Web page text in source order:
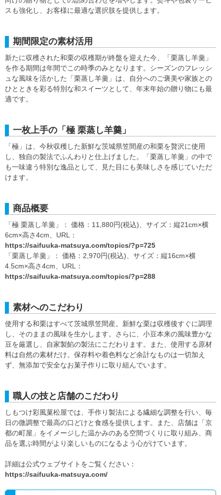
スも強化し、お客様に最適な選択肢を提供します。
期間限定の素材活用
新たに収穫された和栗の収穫期が終盤を迎えた今、「栗蒸し羊羹」
を作る期間は年間でこの時季のみとなります。シーズンのフレッシ
ュな風味を活かした「栗蒸し羊羹」は、自分へのご褒美や家族との
ひとときを彩る特別な和スイーツとして、年末年始の贈り物にも最
適です。
一枚上手の「極 栗蒸し羊羹」
「極」は、今秋収穫した新鮮な茨城県笠間産の和栗を贅沢に使用
し、独自の製法でふんわりと仕上げました。「栗蒸し羊羹」の中で
も一味違う特別な逸品として、見た目にも美味しさを感じていただ
けます。
商品概要
「極 栗蒸し羊羹」： 価格：11,880円(税込)、サイズ：縦21cm×横
6cm×高さ4cm、URL：
https://saifuuka-matsuya.com/topics/?p=725
「栗蒸し羊羹」： 価格：2,970円(税込)、サイズ：縦16cm×横
4.5cm×高さ4cm、URL：
https://saifuuka-matsuya.com/topics/?p=288
素材へのこだわり
使用する和栗はすべて茨城県笠間産。新鮮な栗は収穫後すぐに調理
し、そのままの風味を生かします。さらに、小豆本来の風味豊かな
豆を厳選し、自家製餡の製法にこだわります。また、使用する原材
料は自然の素材だけ。保存料や着色料など余計なものは一切加え
ず、無添加で安全なお菓子作りに取り組んでいます。
職人の技と店舗のこだわり
しもつけ彩風菓松屋では、手作り製法による繊細な調整を行い、毎
日の微調整で最高の口どけと食感を提供します。また、店舗は「京
都の町屋」をイメージした温かみのある空間づくりに取り組み、商
品を選ぶ時間がより楽しいものになるよう心がけています。
詳細は公式ウェブサイトをご覧ください：
https://saifuuka-matsuya.com/